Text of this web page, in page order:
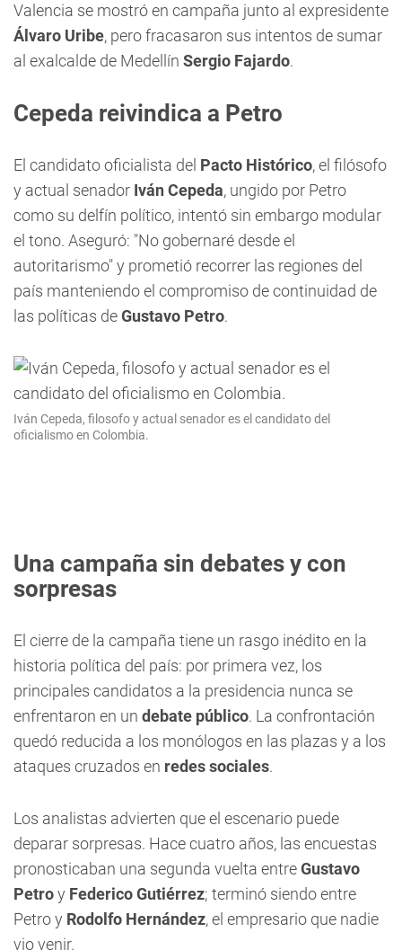
Valencia se mostró en campaña junto al expresidente
Álvaro Uribe, pero fracasaron sus intentos de sumar
al exalcalde de Medellín Sergio Fajardo.
Cepeda reivindica a Petro
El candidato oficialista del Pacto Histórico, el filósofo
y actual senador Iván Cepeda, ungido por Petro
como su delfín político, intentó sin embargo modular
el tono. Aseguró: "No gobernaré desde el
autoritarismo" y prometió recorrer las regiones del
país manteniendo el compromiso de continuidad de
las políticas deGustavo Petro.
Iván Cepeda, filosofo y actual senador es el candidato del
oficialismo en Colombia.
Una campaña sin debates y con
sorpresas
El cierre de la campaña tiene un rasgo inédito en la
historia política del país: por primera vez, los
principales candidatos a la presidencia nunca se
enfrentaron en un debate público. La confrontación
quedó reducida a los monólogos en las plazas y a los
ataques cruzados en redes sociales.
Los analistas advierten que el escenario puede
deparar sorpresas. Hace cuatro años, las encuestas
pronosticaban una segunda vuelta entreGustavo
Petroy Federico Gutiérrez; terminó siendo entre
Petro y Rodolfo Hernández, el empresario que nadie
vio venir.